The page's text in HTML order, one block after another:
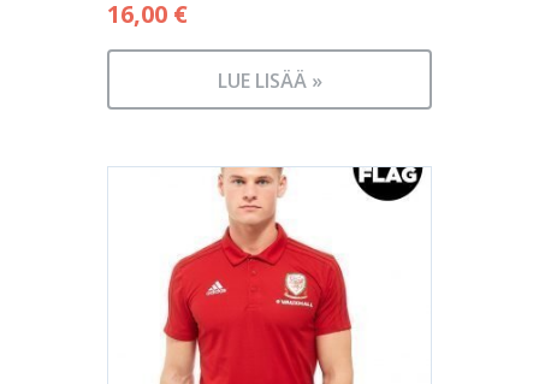
16,00 €
LUE LISÄÄ »